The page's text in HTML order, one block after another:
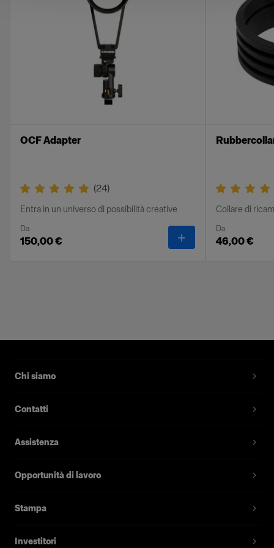
dell’RFi Speedring sul flash.
Il nostro assortimento di adattatori per l’RFi
Speedring rende i Softbox RFi compatibili con
tutte le principali marche di flash, spaziando da
speedlight a strobe da studio di alta gamma.
Anche se possiedi flash di marche differenti, ora
Ti consente di montare Softbox RFi su flash
semplice.
OCF Adapter
(24)
Entra in un universo di possibilità creative
Da
150,00 € OCF Adapter
Collare di
Da
46,00 €
Chi siamo
Contatti
Assistenza
Opportunità di lavoro
Stampa
Investitori